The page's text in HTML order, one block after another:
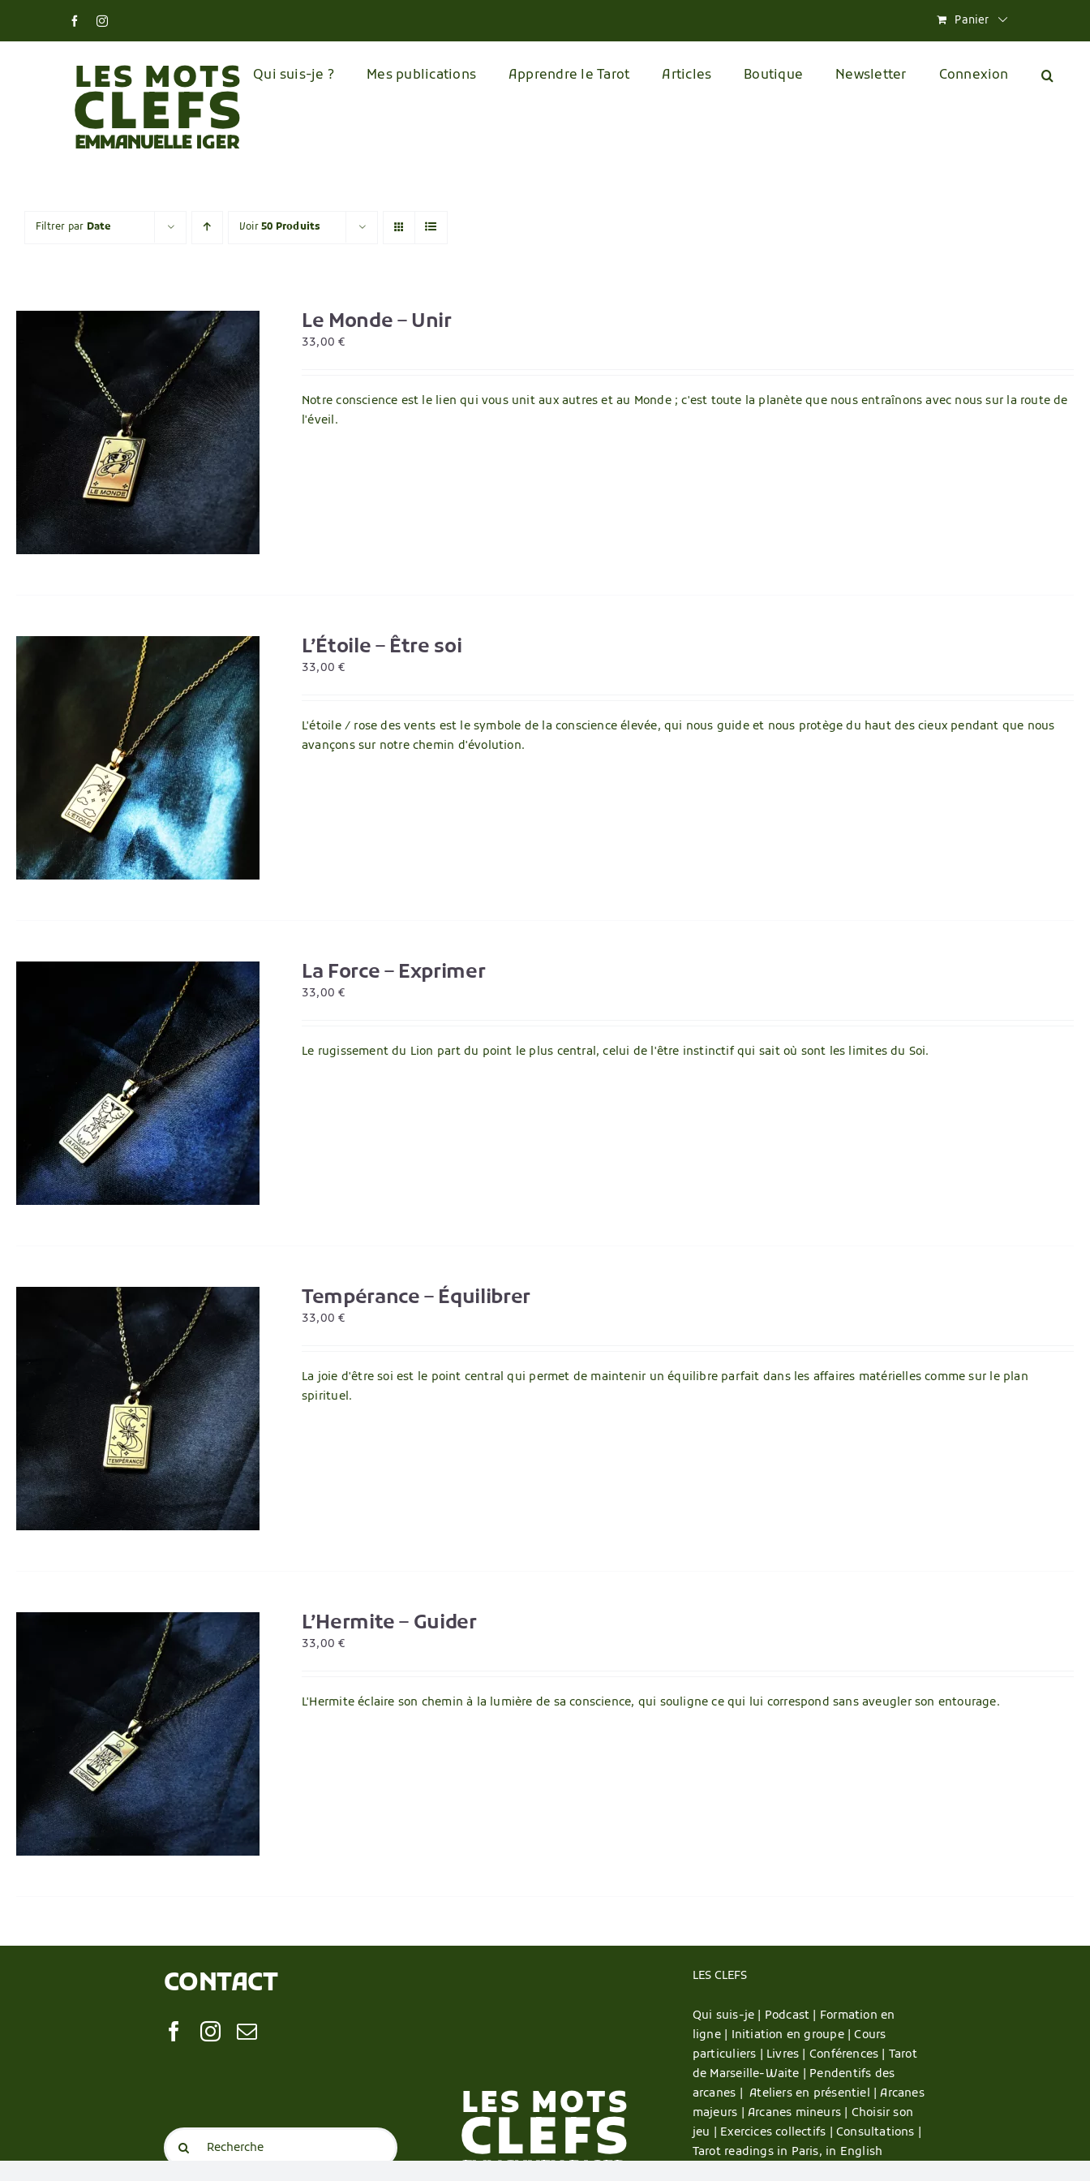
FacebookInstagram Panier
Qui suis-je ? Mes publications Apprendre le Tarot Articles Boutique Newsletter Connexion
Filtrer par Date Voir50 Produits
Le Monde – Unir
33,00€
Notre conscience est le lien qui vous unit aux autres et au Monde ; c'est toute la planète que nous entraînons avec nous sur la route de
l'éveil.
L’Étoile – Être soi
33,00€
L'étoile / rose des vents est le symbole de la conscience élevée, qui nous guide et nous protège du haut des cieux pendant que nous
avançons sur notre chemin d'évolution.
La Force – Exprimer
33,00€
Le rugissement du Lion part du point le plus central, celui de l'être instinctif qui sait où sont les limites du Soi.
Tempérance – Équilibrer
33,00€
La joie d'être soi est le point central qui permet de maintenir un équilibre parfait dans les affaires matérielles comme sur le plan
spirituel.
L’Hermite – Guider
33,00€
L'Hermite éclaire son chemin à la lumière de sa conscience, qui souligne ce qui lui correspond sans aveugler son entourage.
CONTACT
Search
for:
LES CLEFS
Qui suis-je | Podcast | Formation en
ligne | Initiation en groupe |Cours
particuliers | Livres | Conférences | Tarot
de Marseille-Waite | Pendentifs des
arcanes |Ateliers en présentiel |Arcanes
majeurs | Arcanes mineurs | Choisir son
jeu | Exercices collectifs | Consultations |
Tarot readings in Paris, in English